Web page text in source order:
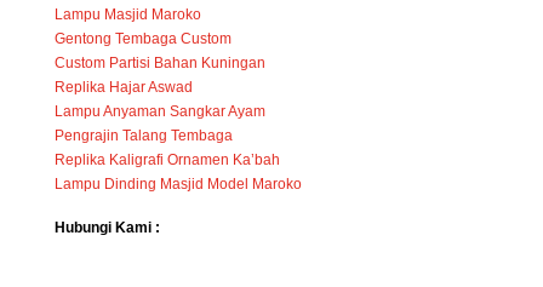
Lampu Masjid Maroko
Gentong Tembaga Custom
Custom Partisi Bahan Kuningan
Replika Hajar Aswad
Lampu Anyaman Sangkar Ayam
Pengrajin Talang Tembaga
Replika Kaligrafi Ornamen Ka’bah
Lampu Dinding Masjid Model Maroko
Hubungi Kami :